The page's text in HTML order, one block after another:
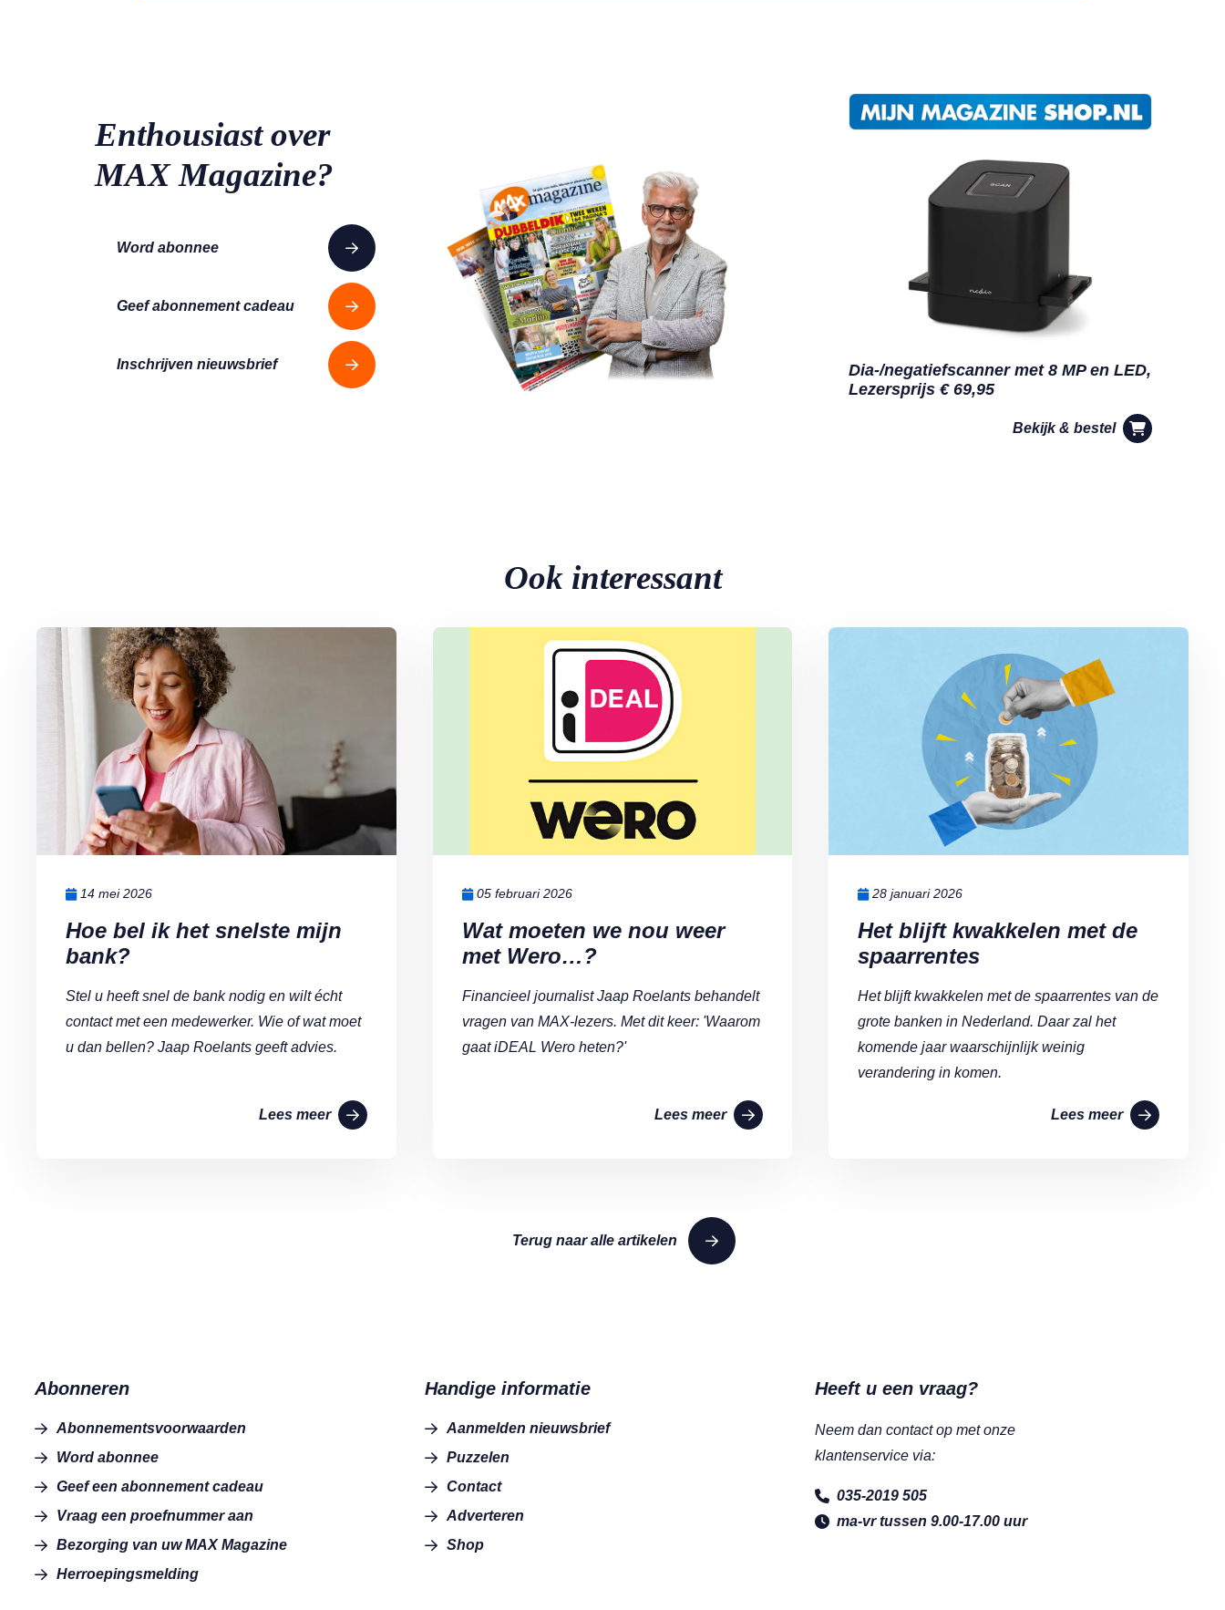
Enthousiast over
MAX Magazine?
Word abonnee
Geef abonnement cadeau
Inschrijven nieuwsbrief
Dia-/negatiefscanner met 8 MP en LED,
Lezersprijs € 69,95
Bekijk & bestel
Ook interessant
Hoe bel ik het snelste mijn
bank?
14 mei 2026
Stel u heeft snel de bank nodig en wilt écht
contact met een medewerker. Wie of wat moet
u dan bellen? Jaap Roelants geeft advies.
Lees meer
Lees meer over Hoe bel ik het snelste mijn bank?
Wat moeten we nou weer
met Wero…?
05 februari 2026
Financieel journalist Jaap Roelants behandelt
vragen van MAX-lezers. Met dit keer: 'Waarom
gaat iDEAL Wero heten?'
Lees meer
Lees meer over Wat moeten we nou weer met Wero…?
Het blijft kwakkelen met de
spaarrentes
28 januari 2026
Het blijft kwakkelen met de spaarrentes van de
grote banken in Nederland. Daar zal het
komende jaar waarschijnlijk weinig
verandering in komen.
Lees meer
Lees meer over Het blijft kwakkelen met de spaarrentes
Terug naar alle artikelen
Abonneren
Abonnementsvoorwaarden
Word abonnee
Geef een abonnement cadeau
Vraag een proefnummer aan
Bezorging van uw MAX Magazine
Herroepingsmelding
Handige informatie
Aanmelden nieuwsbrief
Puzzelen
Contact
Adverteren
Shop
Heeft u een vraag?
Neem dan contact op met onze
klantenservice via:
035-2019 505
ma-vr tussen 9.00-17.00 uur